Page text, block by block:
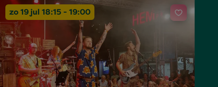
zo 19 jul 18:15 - 19:00